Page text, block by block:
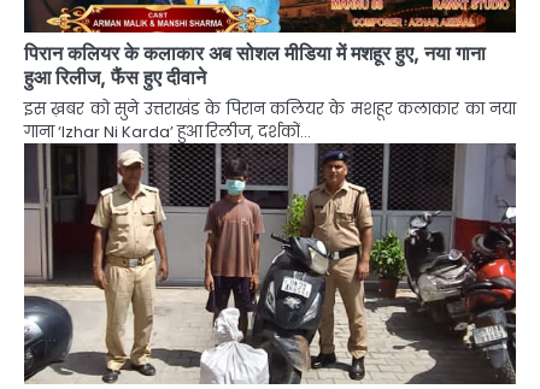
पिरान कलियर के कलाकार अब सोशल मीडिया में मशहूर हुए, नया गाना
हुआ रिलीज, फैंस हुए दीवाने
इस ख़बर को सुने उत्तराखंड के पिरान कलियर के मशहूर कलाकार का नया
गाना ‘Izhar Ni Karda’ हुआ रिलीज, दर्शकों…